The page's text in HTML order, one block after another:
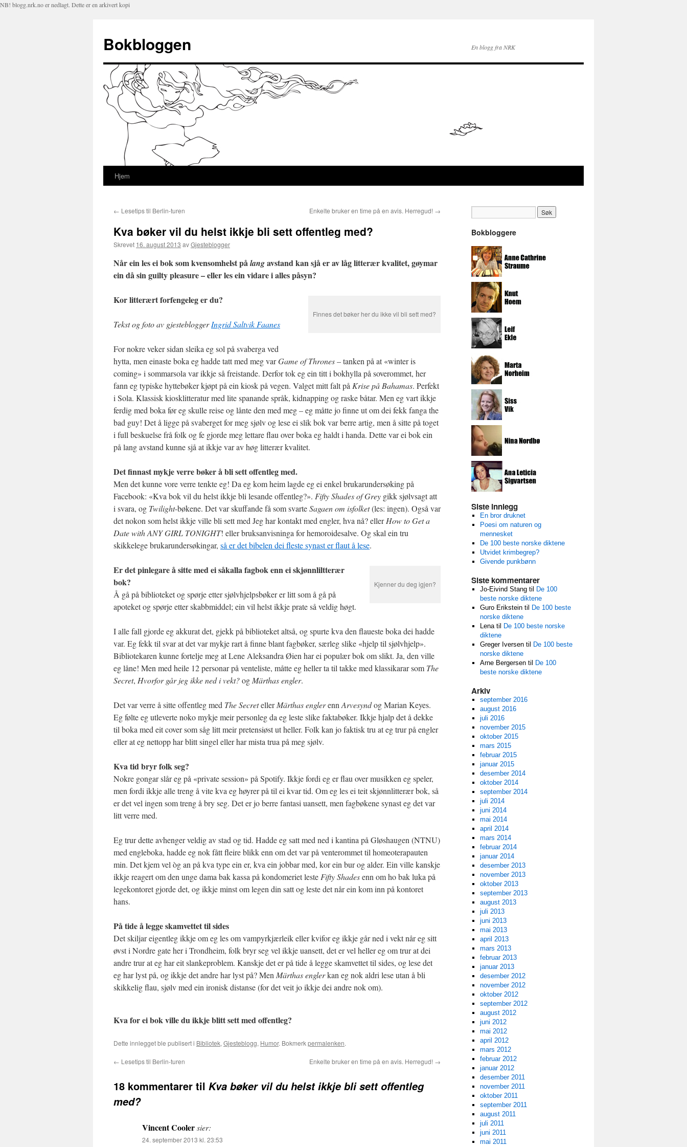
NB! blogg.nrk.no er nedlagt. Dette er en arkivert kopi
Bokbloggen En blogg fra NRK
Hopp
innhold
Hjem
← Lesetips til Berlin-turen Enkelte bruker en time på en avis. Herregud! →
Kva bøker vil du helst ikkje bli sett offentleg med?
Skrevet 16. august 2013 avGjesteblogger
Når ein les ei bok som kvensomhelst pålangavstand kan sjå er av låg litterær kvalitet, gøymar
ein då sin guilty pleasure – eller les ein vidare i alles påsyn?
Finnes det bøker her du ikke vil bli sett med?
Kor litterært forfengeleg er du?
Tekst og foto av gjestebloggerIngrid Saltvik Faanes
For nokre veker sidan sleika eg sol på svaberga ved
hytta, men einaste boka eg hadde tatt med meg varGame of Thrones– tanken på at «winter is
coming» i sommarsola var ikkje så freistande. Derfor tok eg ein titt i bokhylla på soverommet, her
fann eg typiske hyttebøker kjøpt på ein kiosk på vegen. Valget mitt falt på Krise på Bahamas. Perfekt
i Sola. Klassisk kiosklitteratur med lite spanande språk, kidnapping og raske båtar. Men eg vart ikkje
ferdig med boka før eg skulle reise og lånte den med meg – eg måtte jo finne ut om dei fekk fanga the
bad guy! Det å ligge på svaberget for meg sjølv og lese ei slik bok var berre artig, men å sitte på toget
i full beskuelse frå folk og fe gjorde meg lettare flau over boka eg haldt i handa. Dette var ei bok ein
på lang avstand kunne sjå at ikkje var av høg litterær kvalitet.
Det finnast mykje verre bøker å bli sett offentleg med.
Men det kunne vore verre tenkte eg! Da eg kom heim lagde eg ei enkel brukarundersøking på
Facebook: «Kva bok vil du helst ikkje bli lesande offentleg?». Fifty Shades of Grey gikk sjølvsagt att
i svara, og Twilight-bøkene. Det var skuffande få som svarteSagaen om isfolket(les: ingen). Også var
det nokon som helst ikkje ville bli sett med Jeg har kontakt med engler, hva nå? ellerHow to Get a
Date with ANY GIRL TONIGHT! eller bruksanvisninga for hemoroidesalve. Og skal ein tru
skikkelege brukarundersøkingar, så er det bibelen dei fleste synast er flaut å lese.
Kjenner du deg igjen?
Er det pinlegare å sitte med ei såkalla fagbok enn ei skjønnliltterær
bok?
Å gå på biblioteket og spørje etter sjølvhjelpsbøker er litt som å gå på
apoteket og spørje etter skabbmiddel; ein vil helst ikkje prate så veldig høgt.
I alle fall gjorde eg akkurat det, gjekk på biblioteket altså, og spurte kva den flaueste boka dei hadde
var. Eg fekk til svar at det var mykje rart å finne blant fagbøker, særleg slike «hjelp til sjølvhjelp».
Bibliotekaren kunne fortelje meg at Lene Aleksandra Øien har ei populær bok om slikt. Ja, den ville
eg låne! Men med heile 12 personar på venteliste, måtte eg heller ta til takke med klassikarar som The
Secret, Hvorfor går jeg ikke ned i vekt?og Märthas engler.
Det var verre å sitte offentleg med The SecretellerMärthas englerenn Arvesyndog Marian Keyes.
Eg følte eg utleverte noko mykje meir personleg da eg leste slike faktabøker. Ikkje hjalp det å dekke
til boka med eit cover som såg litt meir pretensiøst ut heller. Folk kan jo faktisk tru at eg trur på engler
eller at eg nettopp har blitt singel eller har mista trua på meg sjølv.
Kva tid bryr folk seg?
Nokre gongar slår eg på «private session» på Spotify. Ikkje fordi eg er flau over musikken eg speler,
men fordi ikkje alle treng å vite kva eg høyrer på til ei kvar tid. Om eg les ei teit skjønnlitterær bok, så
er det vel ingen som treng å bry seg. Det er jo berre fantasi uansett, men fagbøkene synast eg det var
litt verre med.
Eg trur dette avhenger veldig av stad og tid. Hadde eg satt med ned i kantina på Gløshaugen (NTNU)
med engleboka, hadde eg nok fått fleire blikk enn om det var på venterommet til homeoterapauten
min. Det kjem vel òg an på kva type ein er, kva ein jobbar med, kor ein bur og alder. Ein ville kanskje
ikkje reagert om den unge dama bak kassa på kondomeriet leste Fifty Shadesenn om ho bak luka på
legekontoret gjorde det, og ikkje minst om legen din satt og leste det når ein kom inn på kontoret
hans.
På tide å legge skamvettet til sides
Det skiljar eigentleg ikkje om eg les om vampyrkjærleik eller kvifor eg ikkje går ned i vekt når eg sitt
øvst i Nordre gate her i Trondheim, folk bryr seg vel ikkje uansett, det er vel heller eg om trur at dei
andre trur at eg har eit slankeproblem. Kanskje det er på tide å legge skamvettet til sides, og lese det
eg har lyst på, og ikkje det andre har lyst på? Men Märthas englerkan eg nok aldri lese utan å bli
skikkelig flau, sjølv med ein ironisk distanse (for det veit jo ikkje dei andre nok om).
Kva for ei bok ville du ikkje blitt sett med offentleg?
Dette innlegget ble publisert i Bibliotek, Gjesteblogg, Humor. Bokmerkpermalenken.
← Lesetips til Berlin-turen Enkelte bruker en time på en avis. Herregud! →
18 kommentarer til Kva bøker vil du helst ikkje bli sett offentleg
med?
Vincent Coolersier:
24. september 2013 kl. 23:53
Bokbloggere
Siste innlegg
En bror druknet
Poesi om naturen og
mennesket
De 100 beste norske diktene
Utvidet krimbegrep?
Givende punkbønn
Siste kommentarer
Jo-Eivind Stangtil
De 100
beste norske diktene
Guro Eriksteintil
De 100 beste
norske diktene
Lenatil
De 100 beste norske
diktene
Greger Iversentil
De 100 beste
norske diktene
Arne Bergersentil
De 100
beste norske diktene
Arkiv
september 2016
august 2016
juli 2016
november 2015
oktober 2015
mars 2015
februar 2015
januar 2015
desember 2014
oktober 2014
september 2014
juli 2014
juni 2014
mai 2014
april 2014
mars 2014
februar 2014
januar 2014
desember 2013
november 2013
oktober 2013
september 2013
august 2013
juli 2013
juni 2013
mai 2013
april 2013
mars 2013
februar 2013
januar 2013
desember 2012
november 2012
oktober 2012
september 2012
august 2012
juni 2012
mai 2012
april 2012
mars 2012
februar 2012
januar 2012
desember 2011
november 2011
oktober 2011
september 2011
august 2011
juli 2011
juni 2011
mai 2011